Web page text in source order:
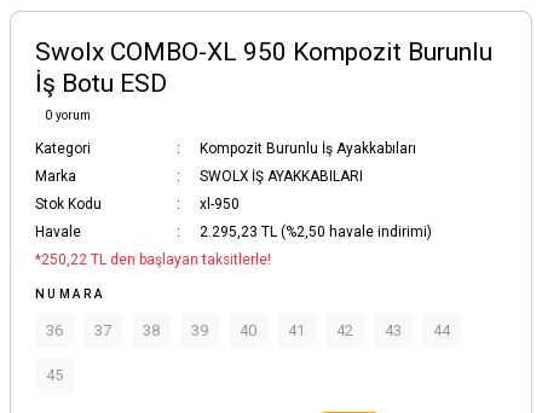
Swolx COMBO-XL 950 Kompozit Burunlu
İş Botu ESD
0 yorum
Kategori
Kompozit Burunlu İş Ayakkabıları
Marka
SWOLX İŞ AYAKKABILARI
Stok Kodu
xl-950
Havale
2.295,23 TL (%2,50 havale indirimi)
*250,22 TL den başlayan taksitlerle!
NUMARA
36 37 38 39 40 41 42 43 44
45